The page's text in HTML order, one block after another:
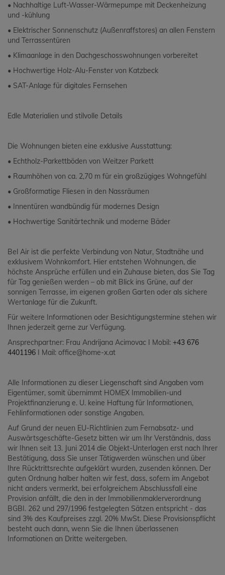
• Nachhaltige Luft-Wasser-Wärmepumpe mit Deckenheizung
und -kühlung
• Elektrischer Sonnenschutz (Außenraffstores) an allen Fenstern
und Terrassentüren
• Klimaanlage in den Dachgeschosswohnungen vorbereitet
• Hochwertige Holz-Alu-Fenster von Katzbeck
• SAT-Anlage für digitales Fernsehen
Edle Materialien und stilvolle Details
Die Wohnungen bieten eine exklusive Ausstattung:
• Echtholz-Parkettböden von Weitzer Parkett
• Raumhöhen von ca. 2,70 m für ein großzügiges Wohngefühl
• Großformatige Fliesen in den Nassräumen
• Innentüren wandbündig für modernes Design
• Hochwertige Sanitärtechnik und moderne Bäder
Bel Air ist die perfekte Verbindung von Natur, Stadtnähe und
exklusivem Wohnkomfort. Hier entstehen Wohnungen, die
höchste Ansprüche erfüllen und ein Zuhause bieten, das Sie Tag
für Tag genießen werden – ob mit Blick ins Grüne, auf der
sonnigen Terrasse, im eigenen großen Garten oder als sichere
Wertanlage für die Zukunft.
Für weitere Informationen oder Besichtigungstermine stehen wir
Ihnen jederzeit gerne zur Verfügung.
Ansprechpartner: Frau Andrijana Acimovac I Mobil: +43 676
4401196 I Mail: office@home-x.at
Alle Informationen zu dieser Liegenschaft sind Angaben vom
Eigentümer, somit übernimmt HOMEX Immobilien-und
Projektfinanzierung e. U. keine Haftung für Informationen,
Fehlinformationen oder sonstige Angaben.
Auf Grund der neuen EU-Richtlinien zum Fernabsatz- und
Auswärtsgeschäfte-Gesetz bitten wir um Ihr Verständnis, dass
wir Ihnen seit 13. Juni 2014 die Objekt-Unterlagen erst nach Ihrer
Bestätigung, dass Sie unser Tätigwerden wünschen und über
Ihre Rücktrittsrechte aufgeklärt wurden, zusenden können. Der
guten Ordnung halber halten wir fest, dass, sofern im Angebot
nicht anders vermerkt, bei erfolgreichem Abschlussfall eine
Provision anfällt, die den in der Immobilienmaklerverordnung
BGBI. 262 und 297/1996 festgelegten Sätzen entspricht - das
sind 3% des Kaufpreises zzgl. 20% MwSt. Diese Provisionspflicht
besteht auch dann, wenn Sie die Ihnen überlassenen
Informationen an Dritte weitergeben.